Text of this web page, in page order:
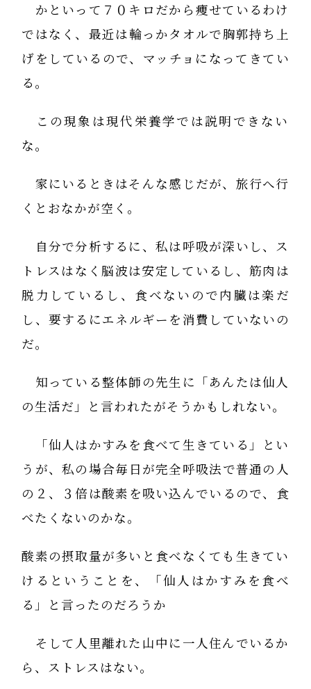
かといって７０キロだから痩せているわけ
ではなく、最近は輪っかタオルで胸郭持ち上
げをしているので、マッチョになってきてい
る。
この現象は現代栄養学では説明できない
な。
家にいるときはそんな感じだが、旅行へ行
くとおなかが空く。
自分で分析するに、私は呼吸が深いし、ス
トレスはなく脳波は安定しているし、筋肉は
脱力しているし、食べないので内臓は楽だ
し、要するにエネルギーを消費していないの
だ。
知っている整体師の先生に「あんたは仙人
の生活だ」と言われたがそうかもしれない。
「仙人はかすみを食べて生きている」とい
うが、私の場合毎日が完全呼吸法で普通の人
の２、３倍は酸素を吸い込んでいるので、食
べたくないのかな。
酸素の摂取量が多いと食べなくても生きてい
けるということを、「仙人はかすみを食べ
る」と言ったのだろうか
そして人里離れた山中に一人住んでいるか
ら、ストレスはない。